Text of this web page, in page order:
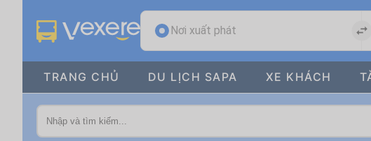
Nơi xuất phát
TRANG CHỦ DU LỊCH SAPA XE KHÁCH